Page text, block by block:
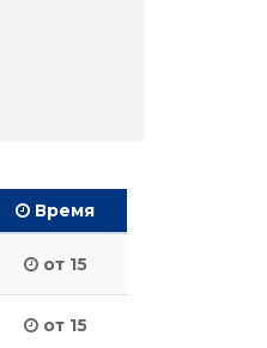
Время
от 15
от 15